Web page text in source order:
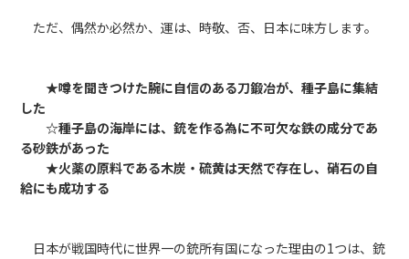
ただ、偶然か必然か、運は、時敬、否、日本に味方します。
★噂を聞きつけた腕に自信のある刀鍛冶が、種子島に集結
した
☆種子島の海岸には、銃を作る為に不可欠な鉄の成分であ
る砂鉄があった
★火薬の原料である木炭・硫黄は天然で存在し、硝石の自
給にも成功する
日本が戦国時代に世界一の銃所有国になった理由の1つは、銃